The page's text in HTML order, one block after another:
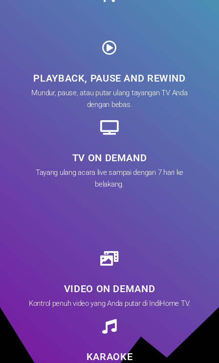
PLAYBACK, PAUSE AND REWIND
Mundur, pause, atau putar ulang tayangan TV Anda
dengan bebas.
TV ON DEMAND
Tayang ulang acara live sampai dengan 7 hari ke
belakang.
VIDEO ON DEMAND
Kontrol penuh video yang Anda putar di IndiHome TV.
KARAOKE